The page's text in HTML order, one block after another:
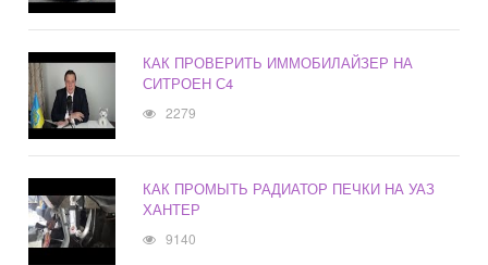
КАК ПРОВЕРИТЬ ИММОБИЛАЙЗЕР НА
СИТРОЕН С4
2279
КАК ПРОМЫТЬ РАДИАТОР ПЕЧКИ НА УАЗ
ХАНТЕР
9140